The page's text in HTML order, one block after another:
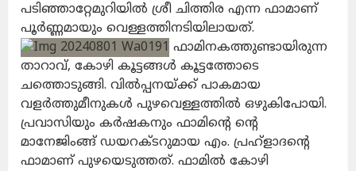
പടിഞ്ഞാറ്റേമുറിയിൽ ശ്രീ ചിത്തിര എന്ന ഫാമാണ്
പൂർണ്ണമായും വെള്ളത്തിനടിയിലായത്.
ഫാമിനകത്തുണ്ടായിരുന്ന
താറാവ്, കോഴി കൂട്ടങ്ങൾ കൂട്ടത്തോടെ
ചത്തൊടുങ്ങി. വിൽപ്പനയ്ക്ക് പാകമായ
വളർത്തുമീനുകൾ പുഴവെള്ളത്തിൽ ഒഴുകിപോയി.
പ്രവാസിയും കർഷകനും ഫാമിൻ്റെ ൻ്റെ
മാനേജിംങ്ങ് ഡയറക്ടറുമായ എം. പ്രഹ്ളാദൻ്റെ
ഫാമാണ് പുഴയെടുത്തത്. ഫാമിൽ കോഴി